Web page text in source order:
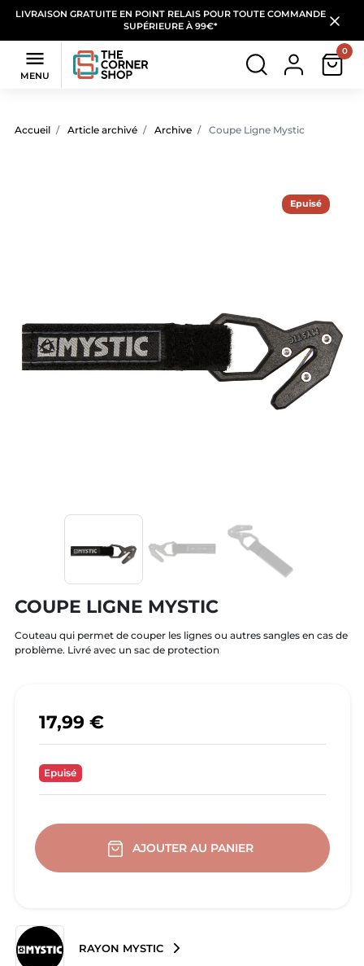
LIVRAISON GRATUITE EN POINT RELAIS POUR TOUTE COMMANDE
SUPÉRIEURE À 99€*

MENU
0
Accueil Article archivé Archive Coupe Ligne Mystic
Epuisé
COUPE LIGNE MYSTIC
Couteau qui permet de couper les lignes ou autres sangles en cas de
problème. Livré avec un sac de protection
17,99 €
Epuisé
AJOUTER AU PANIER
RAYON MYSTIC